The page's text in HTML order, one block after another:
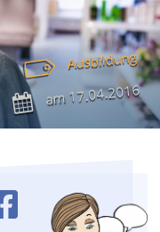
Ausbildung
am17.04.2016